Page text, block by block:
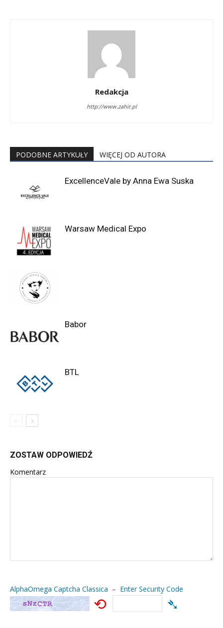
Redakcja
http://www.zahir.pl
PODOBNE ARTYKUŁY WIĘCEJ OD AUTORA
ExcellenceVale by Anna Ewa Suska
Warsaw Medical Expo
Babor
BTL
ZOSTAW ODPOWIEDŹ
Komentarz
AlphaOmega Captcha Classica – Enter Security Code
⟲ ➴